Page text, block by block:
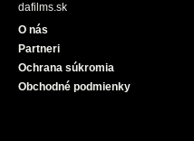
dafilms.sk
O nás
Partneri
Ochrana súkromia
Obchodné podmienky